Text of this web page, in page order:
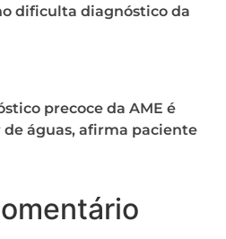
dificulta diagnóstico da
precoce da AME é
de águas, afirma paciente